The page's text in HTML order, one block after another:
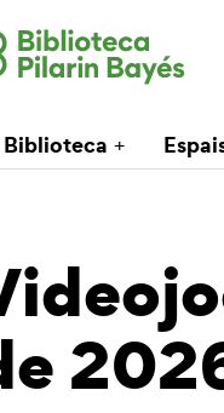
Biblioteca